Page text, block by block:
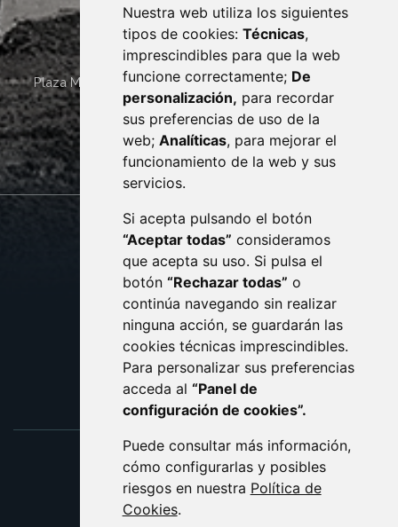
Nuestra web utiliza los siguientes
tipos de cookies: Técnicas,
imprescindibles para que la web
funcione correctamente; De
personalización, para recordar
sus preferencias de uso de la
web; Analíticas, para mejorar el
funcionamiento de la web y sus
servicios.
Si acepta pulsando el botón
“Aceptar todas” consideramos
que acepta su uso. Si pulsa el
botón “Rechazar todas” o
continúa navegando sin realizar
ninguna acción, se guardarán las
cookies técnicas imprescindibles.
Para personalizar sus preferencias
acceda al “Panel de
configuración de cookies”.
Puede consultar más información,
cómo configurarlas y posibles
riesgos en nuestra Política de
Cookies.
Plaza Mayor 4 22400 MONZÓN - ARAGÓN (ESPAÑA)
· (34) 974 400 700 ·
sac@monzon.es
monzon.es
CONTACTO
AVISO LEGAL
PROTECCIÓN DE DATOS
POLÍTICA DE COOKIES
ACCESIBILIDAD
ENLACE EXTERNO AL